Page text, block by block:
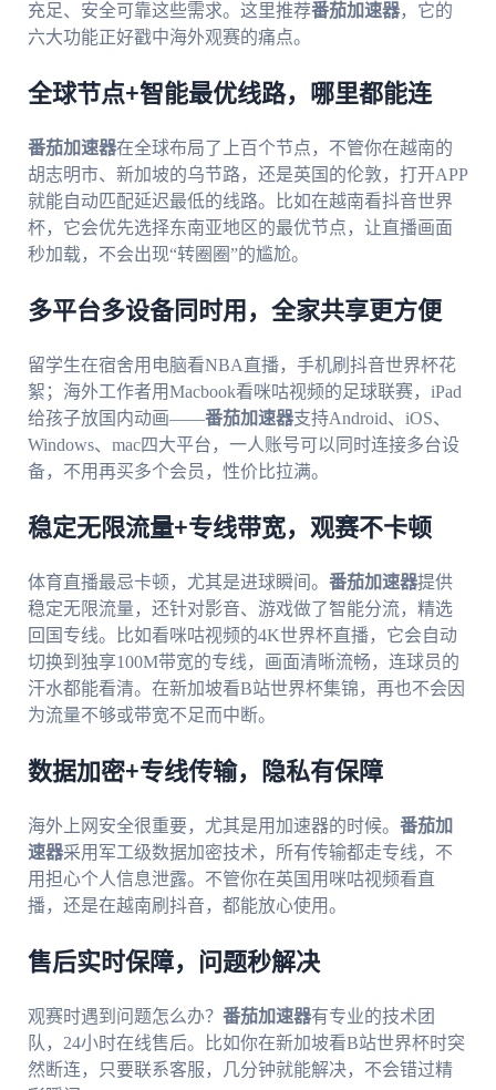
充足、安全可靠这些需求。这里推荐番茄加速器，它的
六大功能正好戳中海外观赛的痛点。
全球节点+智能最优线路，哪里都能连
番茄加速器在全球布局了上百个节点，不管你在越南的
胡志明市、新加坡的乌节路，还是英国的伦敦，打开APP
就能自动匹配延迟最低的线路。比如在越南看抖音世界
杯，它会优先选择东南亚地区的最优节点，让直播画面
秒加载，不会出现“转圈圈”的尴尬。
多平台多设备同时用，全家共享更方便
留学生在宿舍用电脑看NBA直播，手机刷抖音世界杯花
絮；海外工作者用Macbook看咪咕视频的足球联赛，iPad
给孩子放国内动画——番茄加速器支持Android、iOS、
Windows、mac四大平台，一人账号可以同时连接多台设
备，不用再买多个会员，性价比拉满。
稳定无限流量+专线带宽，观赛不卡顿
体育直播最忌卡顿，尤其是进球瞬间。 番茄加速器提供
稳定无限流量，还针对影音、游戏做了智能分流，精选
回国专线。比如看咪咕视频的4K世界杯直播，它会自动
切换到独享100M带宽的专线，画面清晰流畅，连球员的
汗水都能看清。在新加坡看B站世界杯集锦，再也不会因
为流量不够或带宽不足而中断。
数据加密+专线传输，隐私有保障
海外上网安全很重要，尤其是用加速器的时候。 番茄加
速器采用军工级数据加密技术，所有传输都走专线，不
用担心个人信息泄露。不管你在英国用咪咕视频看直
播，还是在越南刷抖音，都能放心使用。
售后实时保障，问题秒解决
观赛时遇到问题怎么办？ 番茄加速器有专业的技术团
队，24小时在线售后。比如你在新加坡看B站世界杯时突
然断连，只要联系客服，几分钟就能解决，不会错过精